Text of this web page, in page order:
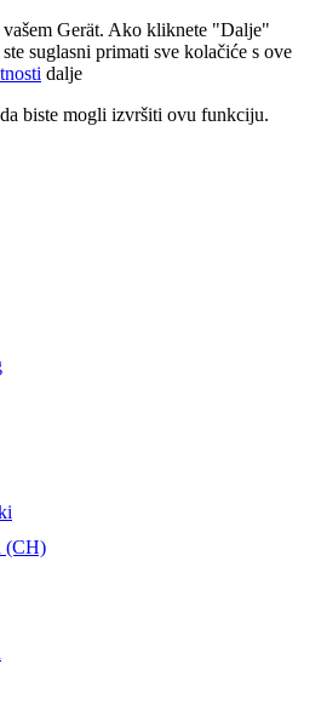
Gerät. Ako kliknete "Dalje"
suglasni primati sve kolačiće s ove
dalje
biste mogli izvršiti ovu funkciju.
(CH)